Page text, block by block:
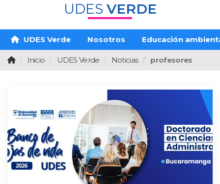
UDES VERDE
UDES Verde Nosotros Educación
Inicio UDES Verde Noticias profesores